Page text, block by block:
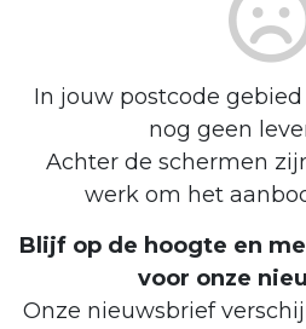
In jouw postcode
nog geen
Achter de schermen
werk om het
Blijf op de hoogte en
voor onze
Onze nieuwsbrief